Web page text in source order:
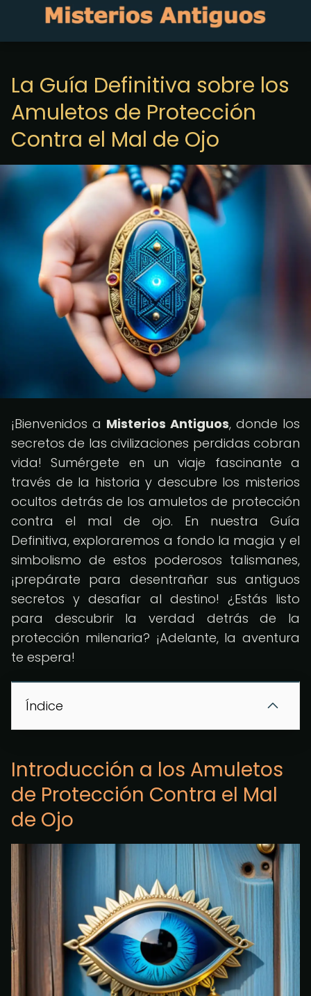
La Guía Definitiva sobre los
Amuletos de Protección
Contra el Mal de Ojo
¡Bienvenidos a Misterios Antiguos, donde los
secretos de las civilizaciones perdidas cobran
vida! Sumérgete en un viaje fascinante a
través de la historia y descubre los misterios
ocultos detrás de los amuletos de protección
contra el mal de ojo. En nuestra Guía
Definitiva, exploraremos a fondo la magia y el
simbolismo de estos poderosos talismanes,
¡prepárate para desentrañar sus antiguos
secretos y desafiar al destino! ¿Estás listo
para descubrir la verdad detrás de la
protección milenaria? ¡Adelante, la aventura
te espera!
Índice
Introducción a los Amuletos
de Protección Contra el Mal
de Ojo